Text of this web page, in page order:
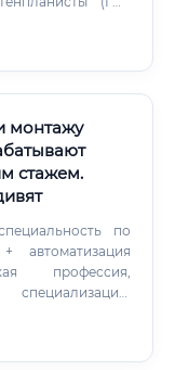
озеленение.
монтажу
стажем.
автоматизация
профессия,
— становится